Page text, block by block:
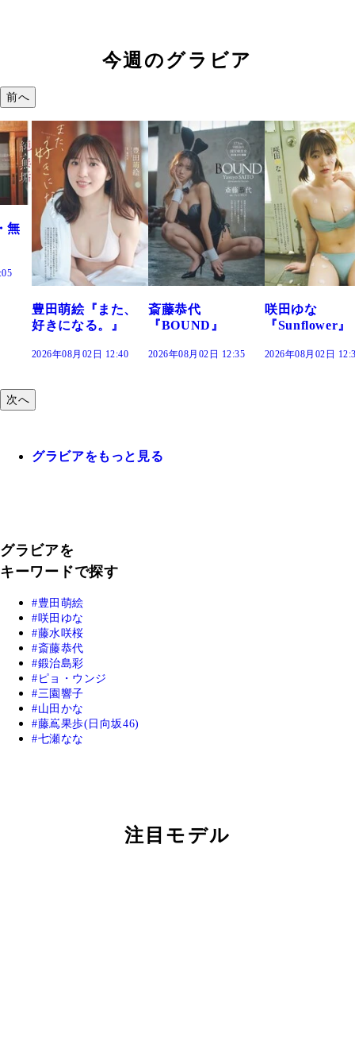
今週のグラビア
前へ
斎藤恭代
『BOUND』
2026年08月02日 12:35
咲田ゆな
『Sunflower』
2026年08月02日 12:30
藤水咲桜『花
だまり』
2026年08月02日
次へ
グラビアをもっと見る
グラビアを
キーワードで探す
豊田萌絵
咲田ゆな
藤水咲桜
斎藤恭代
鍛治島彩
ピョ・ウンジ
三園響子
山田かな
藤嶌果歩(日向坂46)
七瀬なな
注目モデル